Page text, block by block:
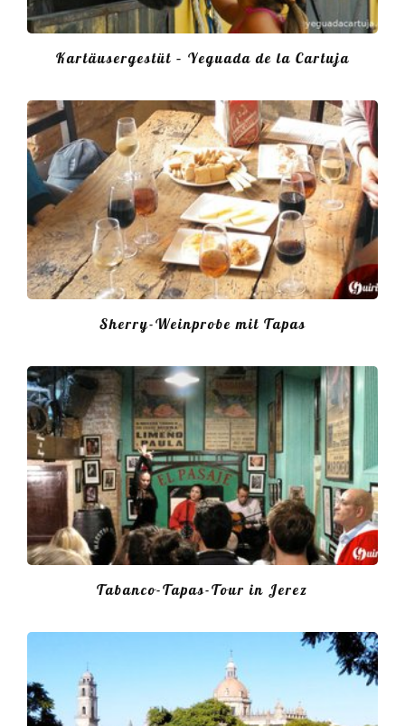
Kartäusergestüt – Yeguada de la Cartuja
Sherry-Weinprobe mit Tapas
Tabanco-Tapas-Tour in Jerez